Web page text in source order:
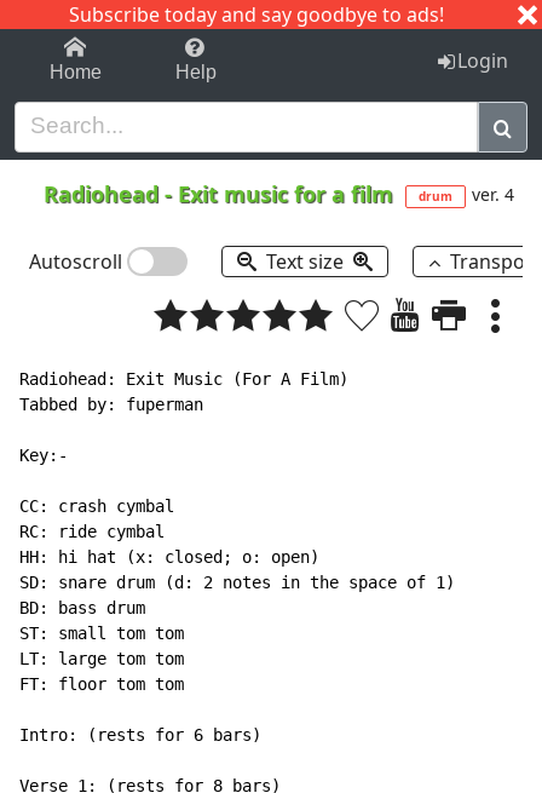
Subscribe today and say goodbye to ads!
1-9 C I J
Home Help Login
Radiohead - Exit music for a film drum ver. 4
Autoscroll Text size
Radiohead: Exit Music (For A Film)
Tabbed by: fuperman
Key:-
CC: crash cymbal
RC: ride cymbal
HH: hi hat (x: closed; o: open)
SD: snare drum (d: 2 notes in the space of 1)
BD: bass drum
ST: small tom tom
LT: large tom tom
FT: floor tom tom
Intro: (rests for 6 bars)
Verse 1: (rests for 8 bars)